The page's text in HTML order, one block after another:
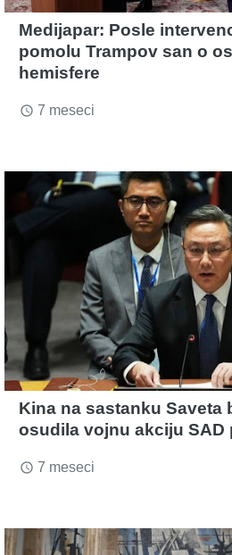
Medijapar: Posle
pomolu Trampov san o
hemisfere
access_time 7 meseci
Kina na sastanku Saveta
osudila vojnu akciju SAD
access_time 7 meseci